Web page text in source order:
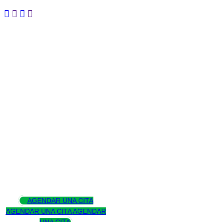
AGENDAR UNA CITA
AGENDAR UNA CITA AGENDAR